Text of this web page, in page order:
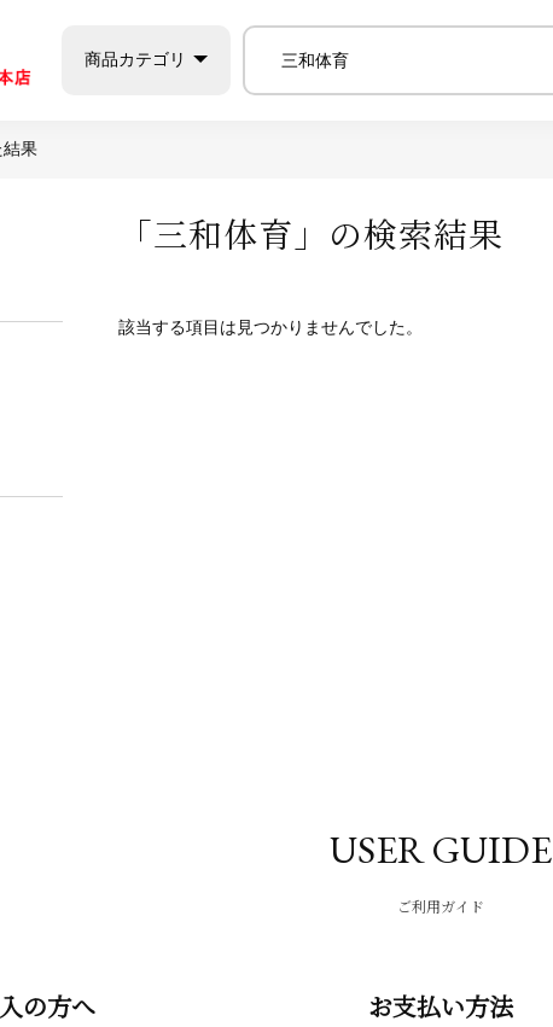
商品カテゴリ
結果
「三和体育 」の検索結果
該当する項目は見つかりませんでした。
USER GUIDE
ご利用ガイド
の方へ お支払い方法